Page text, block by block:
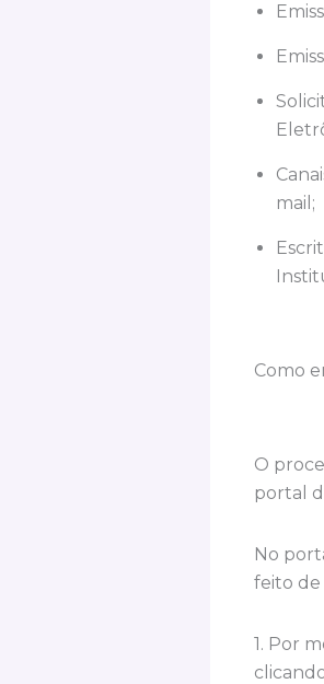
mail;
Como
O
portal
No
feito de
1. Por